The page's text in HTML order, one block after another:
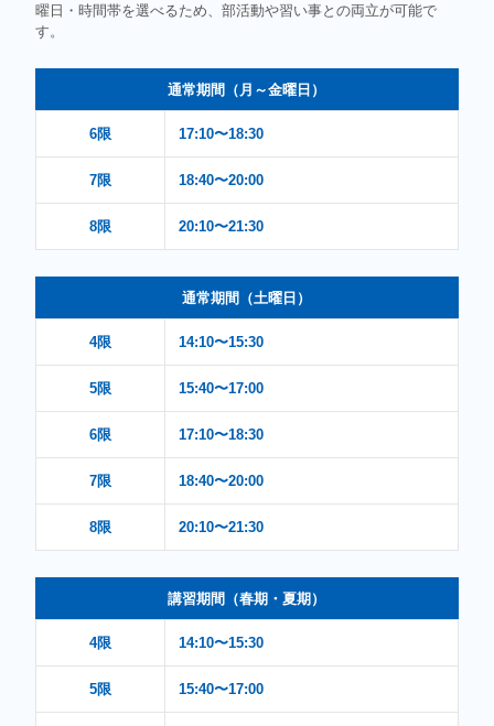
曜日・時間帯を選べるため、部活動や習い事との両立が可能で
す。
通常期間（月～金曜日）
6限 17:10〜18:30
7限 18:40〜20:00
8限 20:10〜21:30
通常期間（土曜日）
4限 14:10〜15:30
5限 15:40〜17:00
6限 17:10〜18:30
7限 18:40〜20:00
8限 20:10〜21:30
講習期間（春期・夏期）
4限 14:10〜15:30
5限 15:40〜17:00